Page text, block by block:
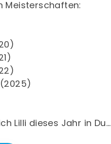
Meisterschaften:
Lilli dieses Jahr in Du…